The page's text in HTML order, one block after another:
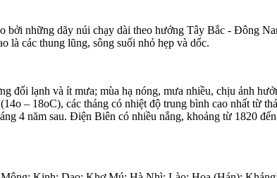
bởi những dãy núi chạy dài theo hướng Tây Bắc - Đông
là các thung lũng, sông suối nhỏ hẹp và dốc.
đối lạnh và ít mưa; mùa hạ nóng, mưa nhiều, chịu ảnh
– 18oC), các tháng có nhiệt độ trung bình cao nhất từ
4 năm sau. Điện Biên có nhiều nắng, khoảng từ 1820